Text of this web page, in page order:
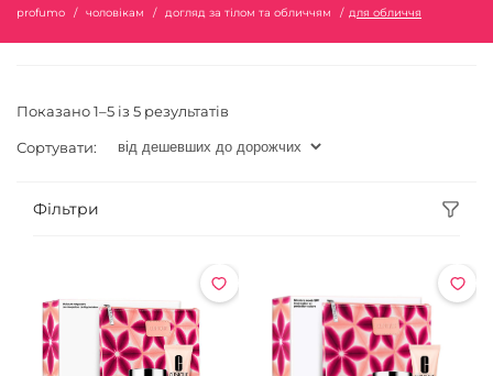
profumo чоловікам догляд за тілом та обличчям для обличчя
Показано 1–5 із 5 результатів
Сортувати:
Фільтри